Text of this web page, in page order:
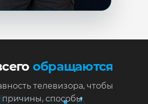
обращаются
телевизора, чтобы
причины, способы